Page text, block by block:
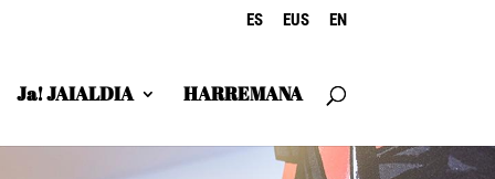
ES EUS EN
Ja! JAIALDIA HARREMANA